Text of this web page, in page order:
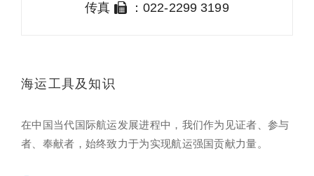
传真 ：022-2299 3199
海运工具及知识
在中国当代国际航运发展进程中，我们作为见证者、参与
者、奉献者，始终致力于为实现航运强国贡献力量。